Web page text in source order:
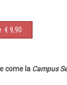
€ 9,90
come la Campus